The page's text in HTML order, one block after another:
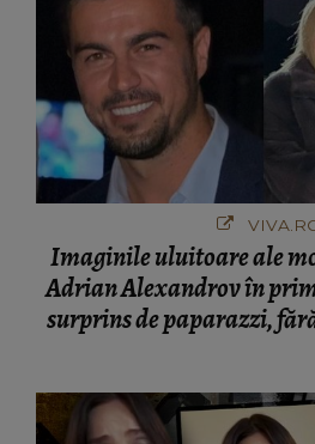
Imaginile uluitoare ale
Adrian Alexandrov în
surprins de paparazzi,